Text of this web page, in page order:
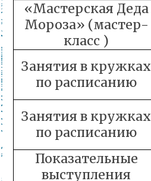
«Мастерская Деда
Мороза» (мастер-
класс )
Занятия в кружках
по расписанию
Занятия в кружках
по расписанию
Показательные
выступления